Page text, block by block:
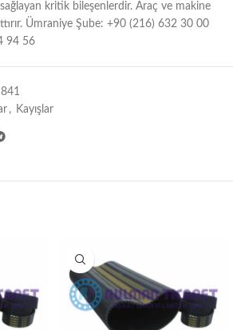
kritik bileşenlerdir. Araç ve makine
Ümraniye Şube: +90 (216) 632 30 00
94 56
, Kayışlar